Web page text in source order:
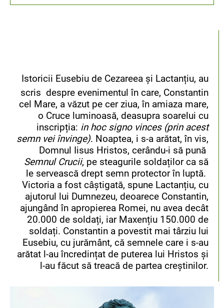
Istoricii Eusebiu de Cezareea și Lactanțiu, au
scris despre evenimentul în care, Constantin
cel Mare, a văzut pe cer ziua, în amiaza mare,
o Cruce luminoasă, deasupra soarelui cu
inscripția: in hoc signo vinces (prin acest
semn vei învinge). Noaptea, i s-a arătat, în vis,
Domnul Iisus Hristos, cerându-i să pună
Semnul Crucii, pe steagurile soldaților ca să
le servească drept semn protector în luptă.
Victoria a fost câștigată, spune Lactanțiu, cu
ajutorul lui Dumnezeu, deoarece Constantin,
ajungând în apropierea Romei, nu avea decât
20.000 de soldați, iar Maxențiu 150.000 de
soldați. Constantin a povestit mai târziu lui
Eusebiu, cu jurământ, că semnele care i s-au
arătat l-au încredințat de puterea lui Hristos și
l-au făcut să treacă de partea creștinilor.